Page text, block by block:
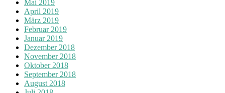
Mai 2019
April 2019
März 2019
Februar 2019
Januar 2019
Dezember 2018
November 2018
Oktober 2018
September 2018
August 2018